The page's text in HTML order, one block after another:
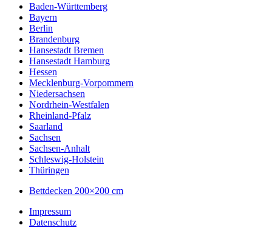
Baden-Württemberg
Bayern
Berlin
Brandenburg
Hansestadt Bremen
Hansestadt Hamburg
Hessen
Mecklenburg-Vorpommern
Niedersachsen
Nordrhein-Westfalen
Rheinland-Pfalz
Saarland
Sachsen
Sachsen-Anhalt
Schleswig-Holstein
Thüringen
Bettdecken 200×200 cm
Impressum
Datenschutz